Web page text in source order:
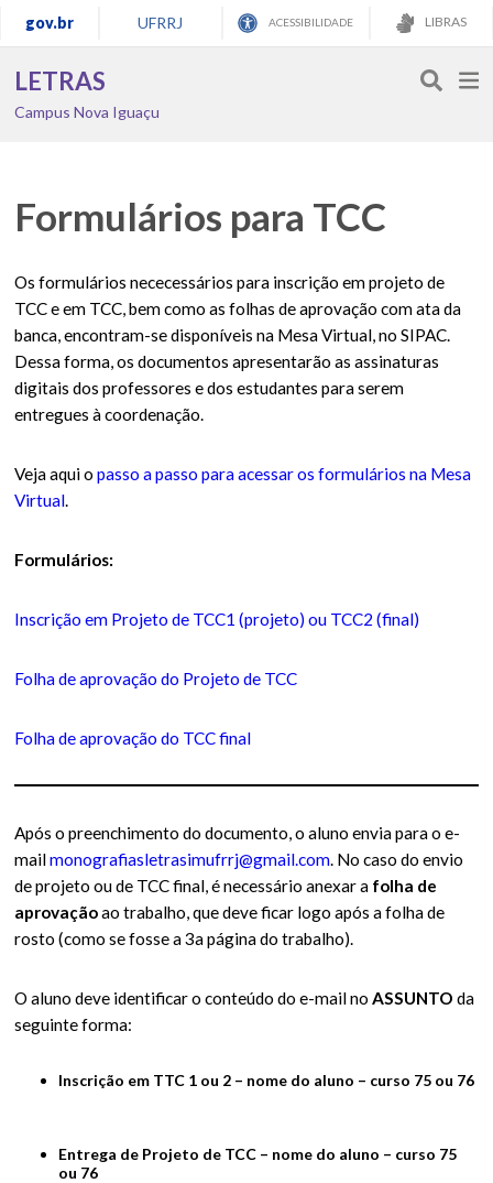
gov.br UFRRJ ACESSIBILIDADE LIBRAS
LETRAS
Campus Nova Iguaçu
Formulários para TCC
Os formulários nececessários para inscrição em projeto de
TCC e em TCC, bem como as folhas de aprovação com ata da
banca, encontram-se disponíveis na Mesa Virtual, no SIPAC.
Dessa forma, os documentos apresentarão as assinaturas
digitais dos professores e dos estudantes para serem
entregues à coordenação.
Veja aqui opasso a passo para acessar os formulários na Mesa
Virtual.
Formulários:
Inscrição em Projeto de TCC1 (projeto) ou TCC2 (final)
Folha de aprovação do Projeto de TCC
Folha de aprovação do TCC final
Após o preenchimento do documento, o aluno envia para o e-
mailmonografiasletrasimufrrj@gmail.com. No caso do envio
de projeto ou de TCC final, é necessário anexar a folha de
aprovaçãoao trabalho, que deve ficar logo após a folha de
rosto (como se fosse a 3a página do trabalho).
O aluno deve identificar o conteúdo do e-mail noASSUNTO da
seguinte forma:
Inscrição em TTC 1 ou 2 – nome do aluno – curso 75 ou 76
Entrega de Projeto de TCC – nome do aluno – curso 75
ou 76